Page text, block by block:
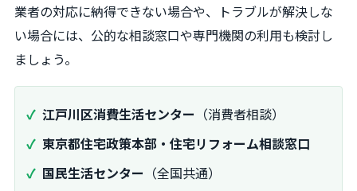
業者の対応に納得できない場合や、トラブルが解決しな
い場合には、公的な相談窓口や専門機関の利用も検討し
ましょう。
江戸川区消費生活センター （消費者相談）
東京都住宅政策本部・住宅リフォーム相談窓口
国民生活センター （全国共通）